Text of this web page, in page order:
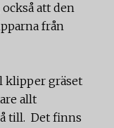
att den
från
klipper gräset
allt
till. Det finns